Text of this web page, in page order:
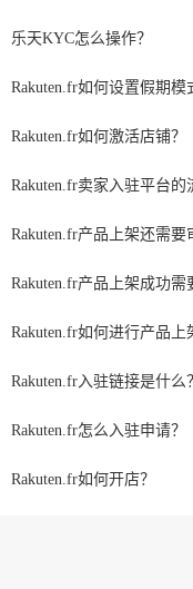
乐天KYC怎么操作？
Rakuten.fr如何设置假期模
Rakuten.fr如何激活店铺？
Rakuten.fr卖家入驻平台的
Rakuten.fr产品上架还需要
Rakuten.fr产品上架成功需
Rakuten.fr如何进行产品上
Rakuten.fr入驻链接是什么？
Rakuten.fr怎么入驻申请？
Rakuten.fr如何开店？